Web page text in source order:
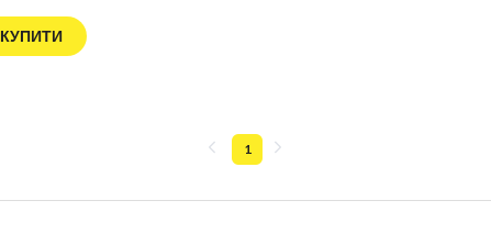
КУПИТИ
1